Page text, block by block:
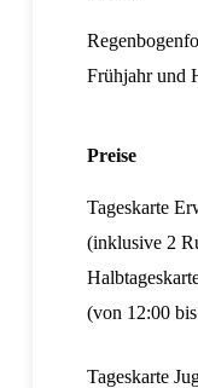
Frühjahr und
Preise
Tageskarte
(inklusive 2
(von 12:00
Tageskarte